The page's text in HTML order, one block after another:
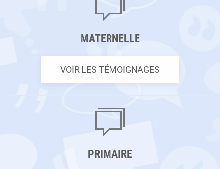
MATERNELLE
VOIR LES TÉMOIGNAGES
PRIMAIRE